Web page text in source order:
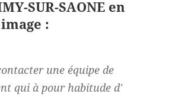
SUR-SAONE en
image :
uneéquipe de
qui à pour habitude d'